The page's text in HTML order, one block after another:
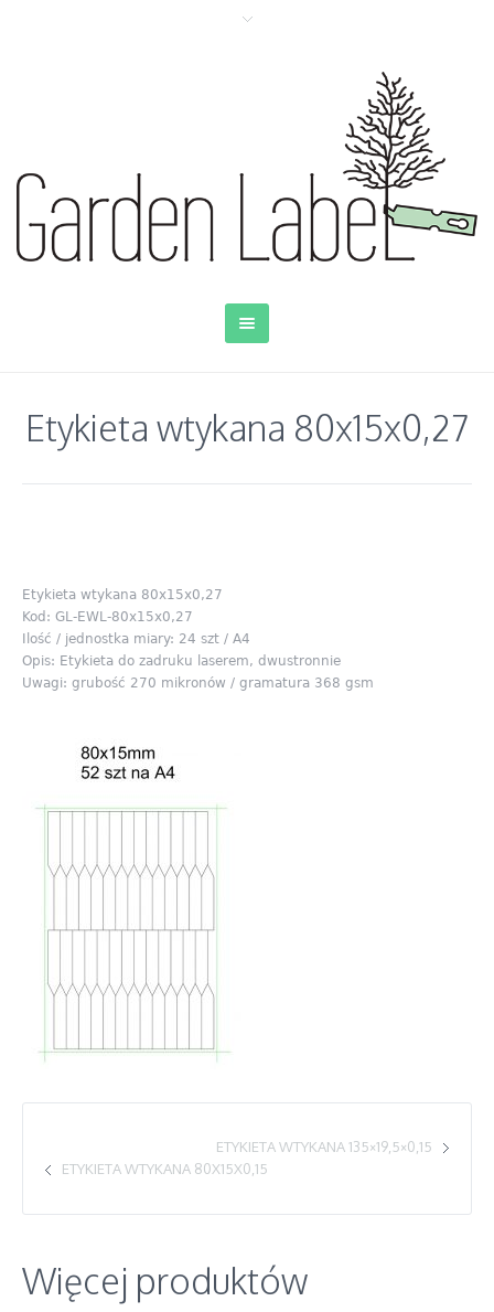
Etykieta wtykana 80x15x0,27
Etykieta wtykana 80x15x0,27
Kod: GL-EWL-80x15x0,27
Ilość / jednostka miary: 24 szt / A4
Opis: Etykieta do zadruku laserem, dwustronnie
Uwagi: grubość 270 mikronów / gramatura 368 gsm
ETYKIETA WTYKANA 135×19,5×0,15
ETYKIETA WTYKANA 80X15X0,15
Więcej produktów